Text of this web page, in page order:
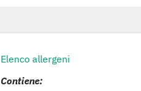
Elenco allergeni
Contiene: